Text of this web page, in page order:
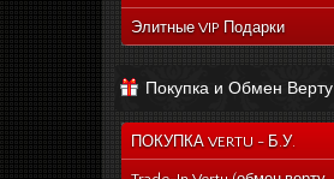
Элитные VIP Подарки
Покупка и Обмен Верту
ПОКУПКА VERTU - Б.У.